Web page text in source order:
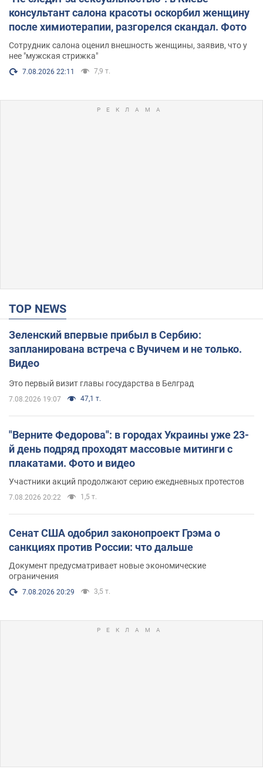
консультант салона красоты оскорбил женщину
после химиотерапии, разгорелся скандал. Фото
Сотрудник салона оценил внешность женщины, заявив, что у
нее "мужская стрижка"
7.08.2026 22:11 7,9 т.
TOP NEWS
Зеленский впервые прибыл в Сербию:
запланирована встреча с Вучичем и не только.
Видео
Это первый визит главы государства в Белград
7.08.2026 19:07 47,1 т.
"Верните Федорова": в городах Украины уже 23-
й день подряд проходят массовые митинги с
плакатами. Фото и видео
Участники акций продолжают серию ежедневных протестов
7.08.2026 20:22 1,5 т.
Сенат США одобрил законопроект Грэма о
санкциях против России: что дальше
Документ предусматривает новые экономические
ограничения
7.08.2026 20:29 3,5 т.